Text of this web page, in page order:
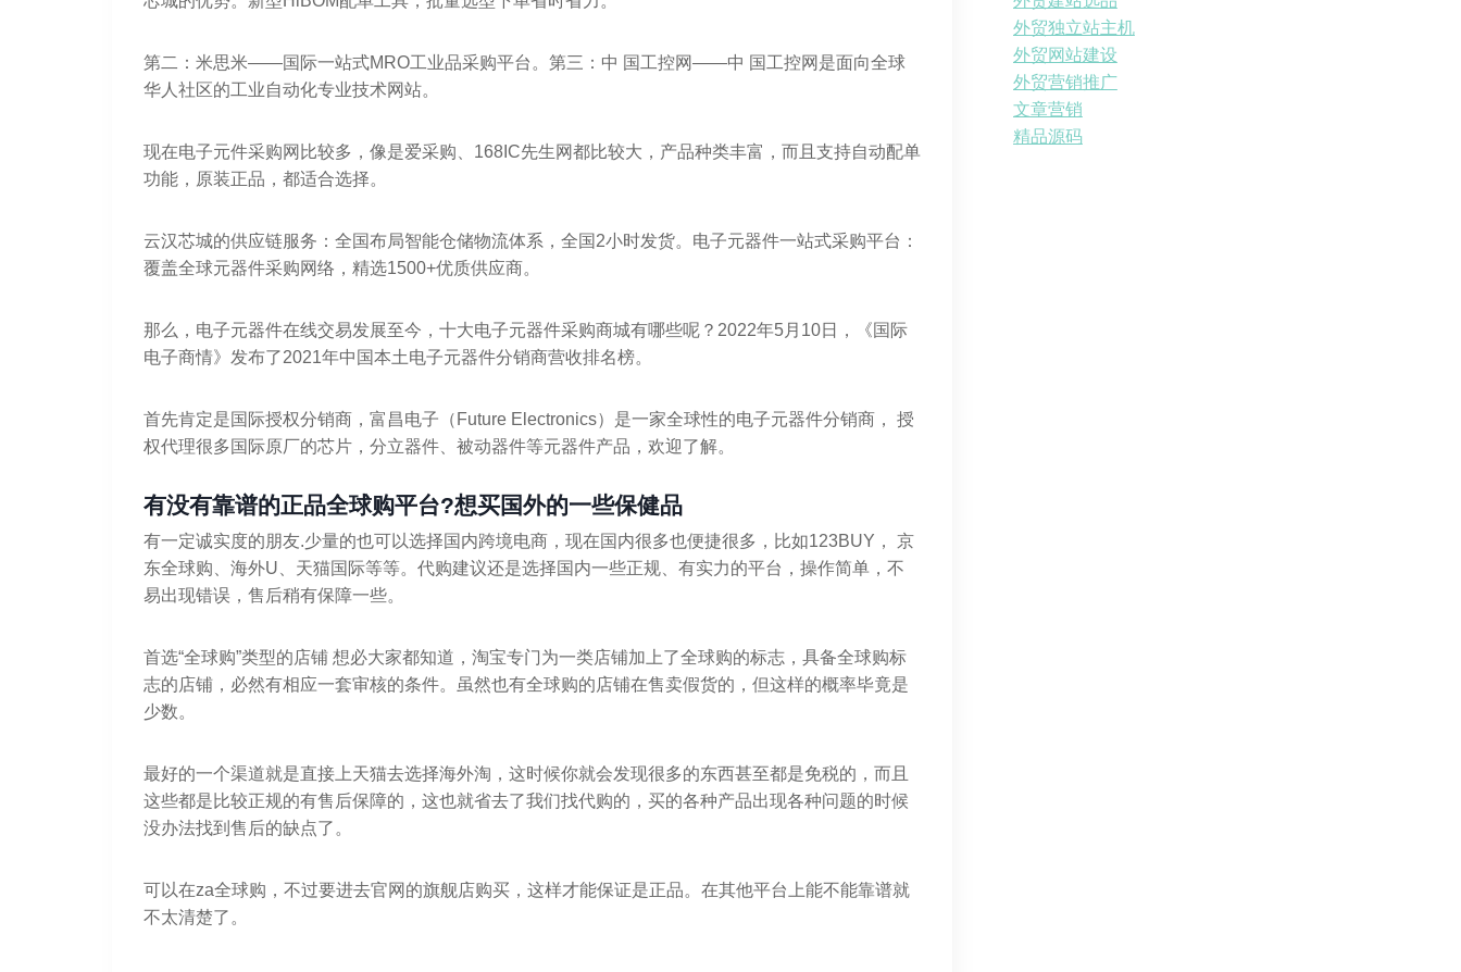
第二：米思米——国际一站式MRO工业品采购平台。第三：中 国工控网——中 国工控网是面向全球
华人社区的工业自动化专业技术网站。
现在电子元件采购网比较多，像是爱采购、168IC先生网都比较大，产品种类丰富，而且支持自动配单
功能，原装正品，都适合选择。
云汉芯城的供应链服务：全国布局智能仓储物流体系，全国2小时发货。电子元器件一站式采购平台：
覆盖全球元器件采购网络，精选1500+优质供应商。
那么，电子元器件在线交易发展至今，十大电子元器件采购商城有哪些呢？2022年5月10日，《国际
电子商情》发布了2021年中国本土电子元器件分销商营收排名榜。
首先肯定是国际授权分销商，富昌电子（Future Electronics）是一家全球性的电子元器件分销商， 授
权代理很多国际原厂的芯片，分立器件、被动器件等元器件产品，欢迎了解。
有没有靠谱的正品全球购平台?想买国外的一些保健品
有一定诚实度的朋友.少量的也可以选择国内跨境电商，现在国内很多也便捷很多，比如123BUY， 京
东全球购、海外U、天猫国际等等。代购建议还是选择国内一些正规、有实力的平台，操作简单，不
易出现错误，售后稍有保障一些。
首选“全球购”类型的店铺 想必大家都知道，淘宝专门为一类店铺加上了全球购的标志，具备全球购标
志的店铺，必然有相应一套审核的条件。虽然也有全球购的店铺在售卖假货的，但这样的概率毕竟是
少数。
最好的一个渠道就是直接上天猫去选择海外淘，这时候你就会发现很多的东西甚至都是免税的，而且
这些都是比较正规的有售后保障的，这也就省去了我们找代购的，买的各种产品出现各种问题的时候
没办法找到售后的缺点了。
可以在za全球购，不过要进去官网的旗舰店购买，这样才能保证是正品。在其他平台上能不能靠谱就
不太清楚了。
外贸独立站主机
外贸网站建设
外贸营销推广
文章营销
精品源码